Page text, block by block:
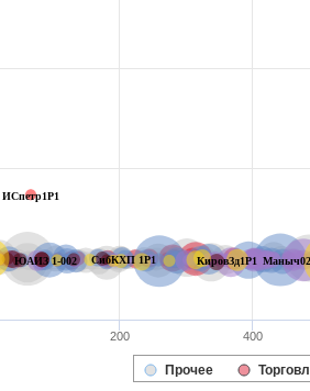
ЮАИЗ 1-002 СибКХП 1P1 КировЗд1Р1 Маныч02
ИСпетр1P1
Прочее
200 400